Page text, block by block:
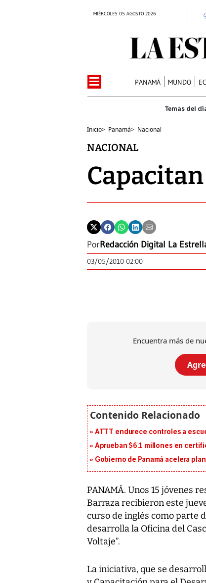
MIÉRCOLES 05 AGOSTO 2026
PANAMÁ MUNDO
Inicio> Panamá> Nacional
NACIONAL
PorRedacción Digital La
03/05/2010 02:00
Encuentra más de
ATTT endurece controles a
Aprueban $6.1 millones en
Gobierno de Panamá acelera
PANAMÁ. Unos 15 jóvenes
Barraza recibieron este
curso de inglés como parte
desarrolla la Oficina del
Voltaje”.
La iniciativa, que se